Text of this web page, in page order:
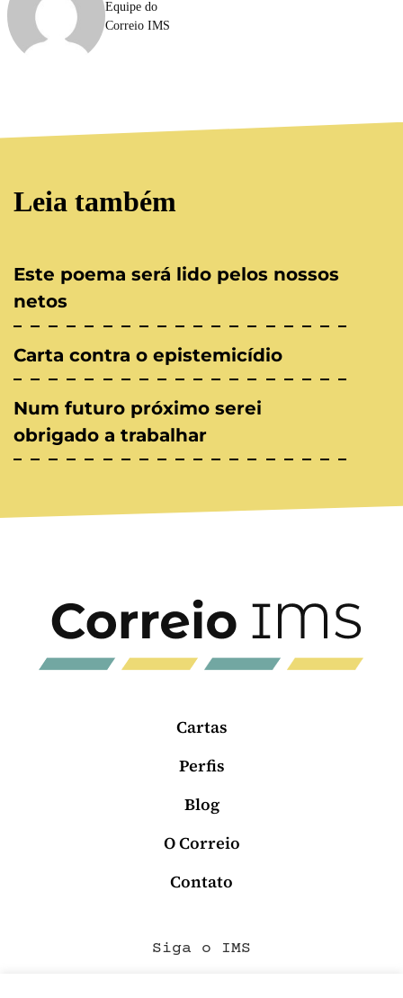
Equipe do
Correio IMS
Leia também
Este poema será lido pelos nossos
netos
Carta contra o epistemicídio
Num futuro próximo serei
obrigado a trabalhar
Cartas
Perfis
Blog
O Correio
Contato
Siga o IMS